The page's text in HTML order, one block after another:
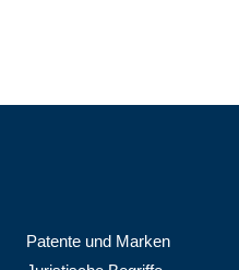
Patente und Marken